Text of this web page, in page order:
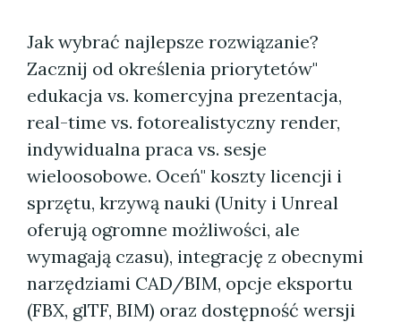
Jak wybrać najlepsze rozwiązanie?
Zacznij od określenia priorytetów"
edukacja vs. komercyjna prezentacja,
real-time vs. fotorealistyczny render,
indywidualna praca vs. sesje
wieloosobowe. Oceń" koszty licencji i
sprzętu, krzywą nauki (Unity i Unreal
oferują ogromne możliwości, ale
wymagają czasu), integrację z obecnymi
narzędziami CAD/BIM, opcje eksportu
(FBX, glTF, BIM) oraz dostępność wersji